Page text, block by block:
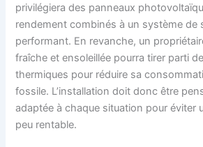
privilégiera des panneaux
rendement combinés à un système de
performant. En revanche, un
fraîche et ensoleillée pourra tirer parti
thermiques pour réduire sa
fossile. L’installation doit donc être
adaptée à chaque situation pour éviter
peu rentable.